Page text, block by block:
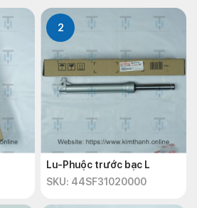
2
Lu-Phuộc trước bạc L
SKU: 44SF31020000